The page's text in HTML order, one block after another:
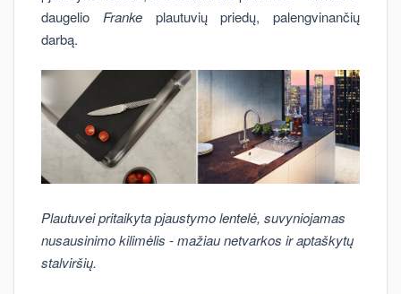
daugelio Franke plautuvių priedų, palengvinančių
darbą.
Plautuvei pritaikyta pjaustymo lentelė, suvyniojamas
nusausinimo kilimėlis - mažiau netvarkos ir aptaškytų
stalviršių.